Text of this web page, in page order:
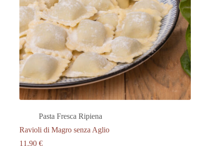
Pasta Fresca Ripiena
Ravioli di Magro senza Aglio
11.90 €